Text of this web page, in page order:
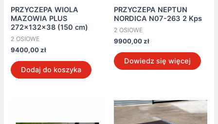
PRZYCZEPA WIOLA
MAZOWIA PLUS
272x132x38 (150 cm)
2 OSIOWE
9400,00zł
Dodaj do koszyka
PRZYCZEPA NEPTUN
NORDICA N07-263 2 Kps
2 OSIOWE
9900,00zł
Dowiedz się więcej